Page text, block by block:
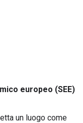
europeo (SEE)
un luogo come